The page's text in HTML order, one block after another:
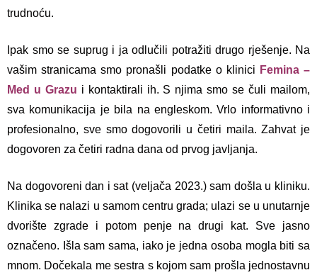
trudnoću.
Ipak smo se suprug i ja odlučili potražiti drugo rješenje. Na
vašim stranicama smo pronašli podatke o klinici Femina –
Med u Grazu i kontaktirali ih. S njima smo se čuli mailom,
sva komunikacija je bila na engleskom. Vrlo informativno i
profesionalno, sve smo dogovorili u četiri maila. Zahvat je
dogovoren za četiri radna dana od prvog javljanja.
Na dogovoreni dan i sat (veljača 2023.) sam došla u kliniku.
Klinika se nalazi u samom centru grada; ulazi se u unutarnje
dvorište zgrade i potom penje na drugi kat. Sve jasno
označeno. Išla sam sama, iako je jedna osoba mogla biti sa
mnom. Dočekala me sestra s kojom sam prošla jednostavnu